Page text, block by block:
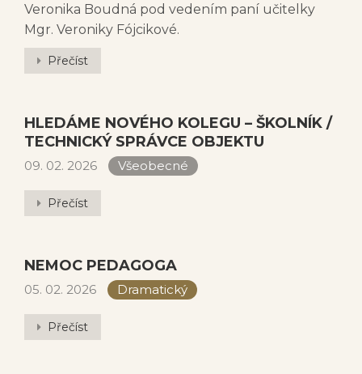
Veronika Boudná pod vedením paní učitelky
Mgr. Veroniky Fójcikové.
Přečíst
HLEDÁME NOVÉHO KOLEGU – ŠKOLNÍK /
TECHNICKÝ SPRÁVCE OBJEKTU
09. 02. 2026 Všeobecné
Přečíst
NEMOC PEDAGOGA
05. 02. 2026 Dramatický
Přečíst